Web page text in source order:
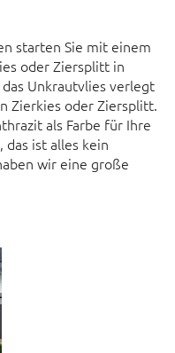
starten Sie mit einem
oder Ziersplitt in
Unkrautvlies verlegt
Zierkies oder Ziersplitt.
als Farbe für Ihre
ist alles kein
wir eine große